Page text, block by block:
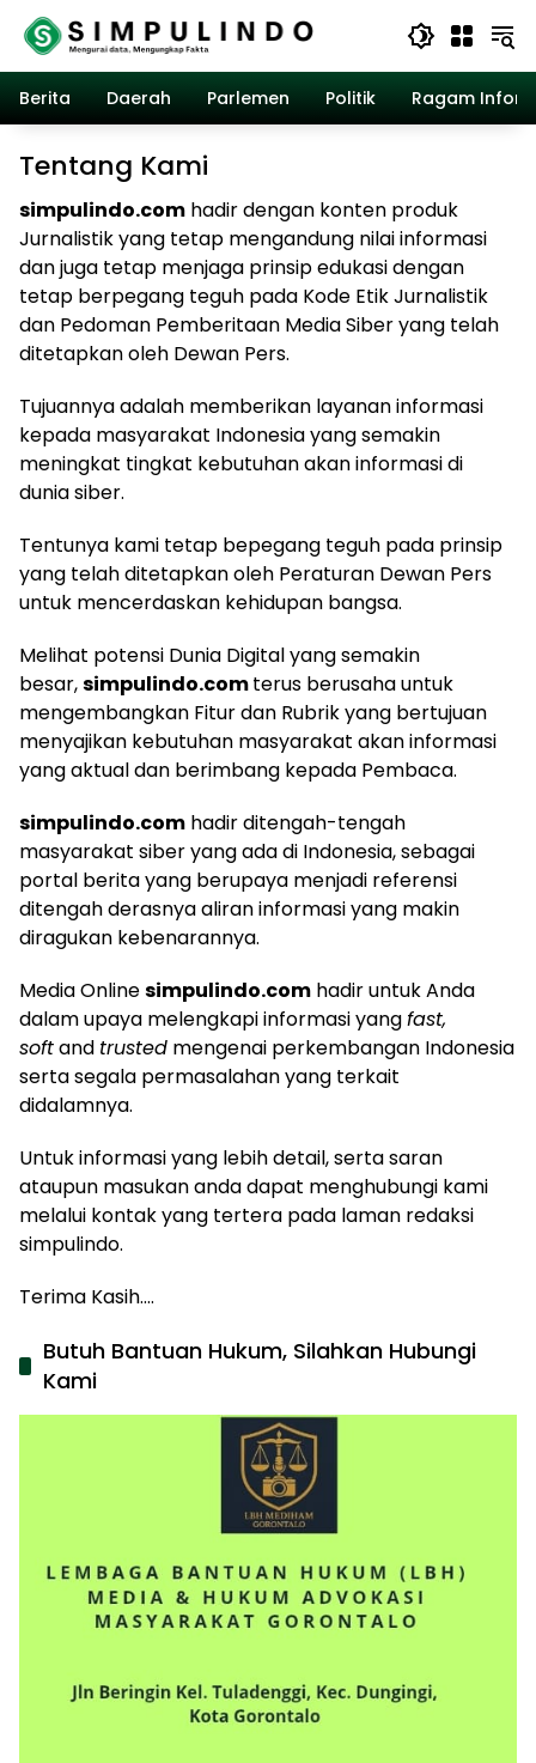
Langsung
konten
Berita
Daerah Parlemen Politik Ragam
Tentang Kami
simpulindo.com hadir dengan konten produk
Jurnalistik yang tetap mengandung nilai informasi
dan juga tetap menjaga prinsip edukasi dengan
tetap berpegang teguh pada Kode Etik Jurnalistik
dan Pedoman Pemberitaan Media Siber yang telah
ditetapkan oleh Dewan Pers.
Tujuannya adalah memberikan layanan informasi
kepada masyarakat Indonesia yang semakin
meningkat tingkat kebutuhan akan informasi di
dunia siber.
Tentunya kami tetap bepegang teguh pada prinsip
yang telah ditetapkan oleh Peraturan Dewan Pers
untuk mencerdaskan kehidupan bangsa.
Melihat potensi Dunia Digital yang semakin
besar,simpulindo.comterus berusaha untuk
mengembangkan Fitur dan Rubrik yang bertujuan
menyajikan kebutuhan masyarakat akan informasi
yang aktual dan berimbang kepada Pembaca.
simpulindo.com hadir ditengah-tengah
masyarakat siber yang ada di Indonesia, sebagai
portal berita yang berupaya menjadi referensi
ditengah derasnya aliran informasi yang makin
diragukan kebenarannya.
Media Onlinesimpulindo.com hadir untuk Anda
dalam upaya melengkapi informasi yangfast,
softand trusted mengenai perkembangan Indonesia
serta segala permasalahan yang terkait
didalamnya.
Untuk informasi yang lebih detail, serta saran
ataupun masukan anda dapat menghubungi kami
melalui kontak yang tertera pada laman redaksi
simpulindo.
Terima Kasih….
Butuh Bantuan Hukum, Silahkan Hubungi
Kami